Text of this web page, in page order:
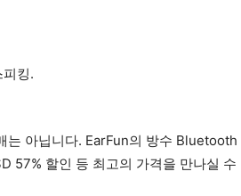
는 아닙니다. EarFun의 방수 Bluetooth
57% 할인 등 최고의 가격을 만나실 수